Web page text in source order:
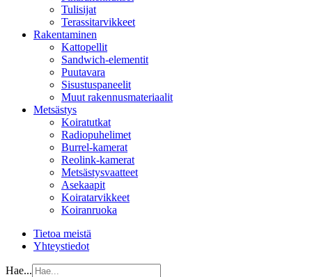
Tulisijat
Terassitarvikkeet
Rakentaminen
Kattopellit
Sandwich-elementit
Puutavara
Sisustuspaneelit
Muut rakennusmateriaalit
Metsästys
Koiratutkat
Radiopuhelimet
Burrel-kamerat
Reolink-kamerat
Metsästysvaatteet
Asekaapit
Koiratarvikkeet
Koiranruoka
Tietoa meistä
Yhteystiedot
Hae...